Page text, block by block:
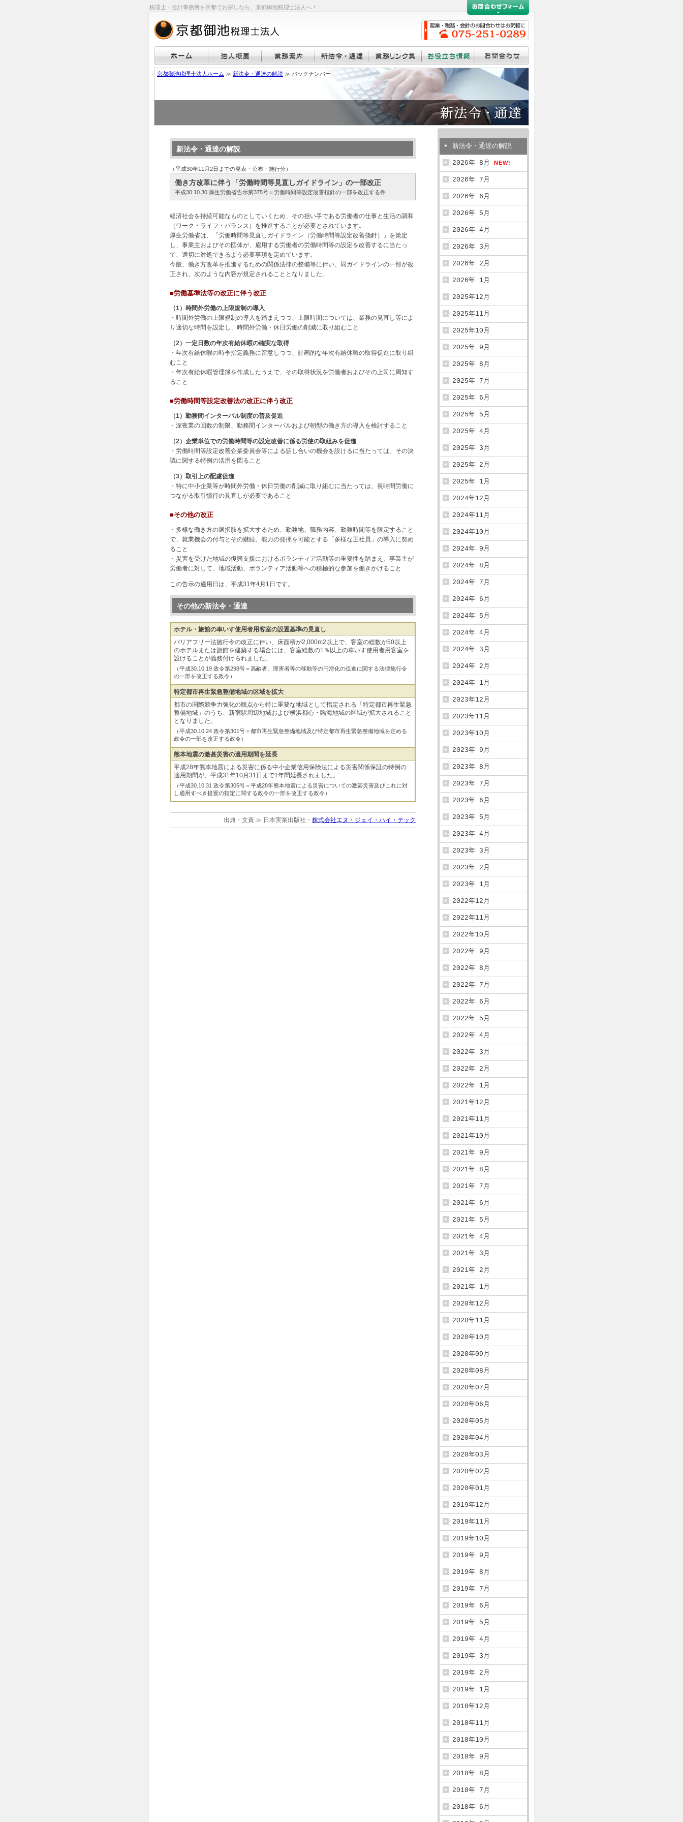
税理士・会計事務所を京都でお探しなら、京都御池税理士法人へ！
京都御池税理士法人ホーム ≫ 新法令・通達の解説 ≫ バックナンバー
新法令・通達の解説
（平成30年11月2日までの発表・公布・施行分）
働き方改革に伴う「労働時間等見直しガイドライン」の一部改正
平成30.10.30 厚生労働省告示第375号＝労働時間等設定改善指針の一部を改正する件
経済社会を持続可能なものとしていくため、その担い手である労働者の仕事と生活の調和
（ワーク・ライフ・バランス）を推進することが必要とされています。
厚生労働省は、「労働時間等見直しガイドライン（労働時間等設定改善指針）」を策定
し、事業主およびその団体が、雇用する労働者の労働時間等の設定を改善するに当たっ
て、適切に対処できるよう必要事項を定めています。
今般、働き方改革を推進するための関係法律の整備等に伴い、同ガイドラインの一部が改
正され、次のような内容が規定されることとなりました。
■労働基準法等の改正に伴う改正
（1）時間外労働の上限規制の導入
・時間外労働の上限規制の導入を踏まえつつ、上限時間については、業務の見直し等によ
り適切な時間を設定し、時間外労働・休日労働の削減に取り組むこと
（2）一定日数の年次有給休暇の確実な取得
・年次有給休暇の時季指定義務に留意しつつ、計画的な年次有給休暇の取得促進に取り組
むこと
・年次有給休暇管理簿を作成したうえで、その取得状況を労働者およびその上司に周知す
ること
■労働時間等設定改善法の改正に伴う改正
（1）勤務間インターバル制度の普及促進
・深夜業の回数の制限、勤務間インターバルおよび朝型の働き方の導入を検討すること
（2）企業単位での労働時間等の設定改善に係る労使の取組みを促進
・労働時間等設定改善企業委員会等による話し合いの機会を設けるに当たっては、その決
議に関する特例の活用を図ること
（3）取引上の配慮促進
・特に中小企業等が時間外労働・休日労働の削減に取り組むに当たっては、長時間労働に
つながる取引慣行の見直しが必要であること
■その他の改正
・多様な働き方の選択肢を拡大するため、勤務地、職務内容、勤務時間等を限定すること
で、就業機会の付与とその継続、能力の発揮を可能とする「多様な正社員」の導入に努め
ること
・災害を受けた地域の復興支援におけるボランティア活動等の重要性を踏まえ、事業主が
労働者に対して、地域活動、ボランティア活動等への積極的な参加を働きかけること
この告示の適用日は、平成31年4月1日です。
その他の新法令・通達
ホテル・旅館の車いす使用者用客室の設置基準の見直し
バリアフリー法施行令の改正に伴い、床面積が2,000m2 以上で、客室の総数が50以上
のホテルまたは旅館を建築する場合には、客室総数の1％以上の車いす使用者用客室を
設けることが義務付けられました。
（平成30.10.19 政令第298号＝高齢者、障害者等の移動等の円滑化の促進に関する法律施行令
の一部を改正する政令）
特定都市再生緊急整備地域の区域を拡大
都市の国際競争力強化の観点から特に重要な地域として指定される「特定都市再生緊急
整備地域」のうち、新宿駅周辺地域および横浜都心・臨海地域の区域が拡大されること
となりました。
（平成30.10.24 政令第301号＝都市再生緊急整備地域及び特定都市再生緊急整備地域を定める
政令の一部を改正する政令）
熊本地震の激甚災害の適用期間を延長
平成28年熊本地震による災害に係る中小企業信用保険法による災害関係保証の特例の
適用期間が、平成31年10月31日まで1年間延長されました。
（平成30.10.31 政令第305号＝平成28年熊本地震による災害についての激甚災害及びこれに対
し適用すべき措置の指定に関する政令の一部を改正する政令）
出典・文責 ≫ 日本実業出版社・ 株式会社エヌ・ジェイ・ハイ・テック
新法令・通達の解説
2026年 8月 NEW!
2026年 7月
2026年 6月
2026年 5月
2026年 4月
2026年 3月
2026年 2月
2026年 1月
2025年12月
2025年11月
2025年10月
2025年 9月
2025年 8月
2025年 7月
2025年 6月
2025年 5月
2025年 4月
2025年 3月
2025年 2月
2025年 1月
2024年12月
2024年11月
2024年10月
2024年 9月
2024年 8月
2024年 7月
2024年 6月
2024年 5月
2024年 4月
2024年 3月
2024年 2月
2024年 1月
2023年12月
2023年11月
2023年10月
2023年 9月
2023年 8月
2023年 7月
2023年 6月
2023年 5月
2023年 4月
2023年 3月
2023年 2月
2023年 1月
2022年12月
2022年11月
2022年10月
2022年 9月
2022年 8月
2022年 7月
2022年 6月
2022年 5月
2022年 4月
2022年 3月
2022年 2月
2022年 1月
2021年12月
2021年11月
2021年10月
2021年 9月
2021年 8月
2021年 7月
2021年 6月
2021年 5月
2021年 4月
2021年 3月
2021年 2月
2021年 1月
2020年12月
2020年11月
2020年10月
2020年09月
2020年08月
2020年07月
2020年06月
2020年05月
2020年04月
2020年03月
2020年02月
2020年01月
2019年12月
2019年11月
2019年10月
2019年 9月
2019年 8月
2019年 7月
2019年 6月
2019年 5月
2019年 4月
2019年 3月
2019年 2月
2019年 1月
2018年12月
2018年11月
2018年10月
2018年 9月
2018年 8月
2018年 7月
2018年 6月